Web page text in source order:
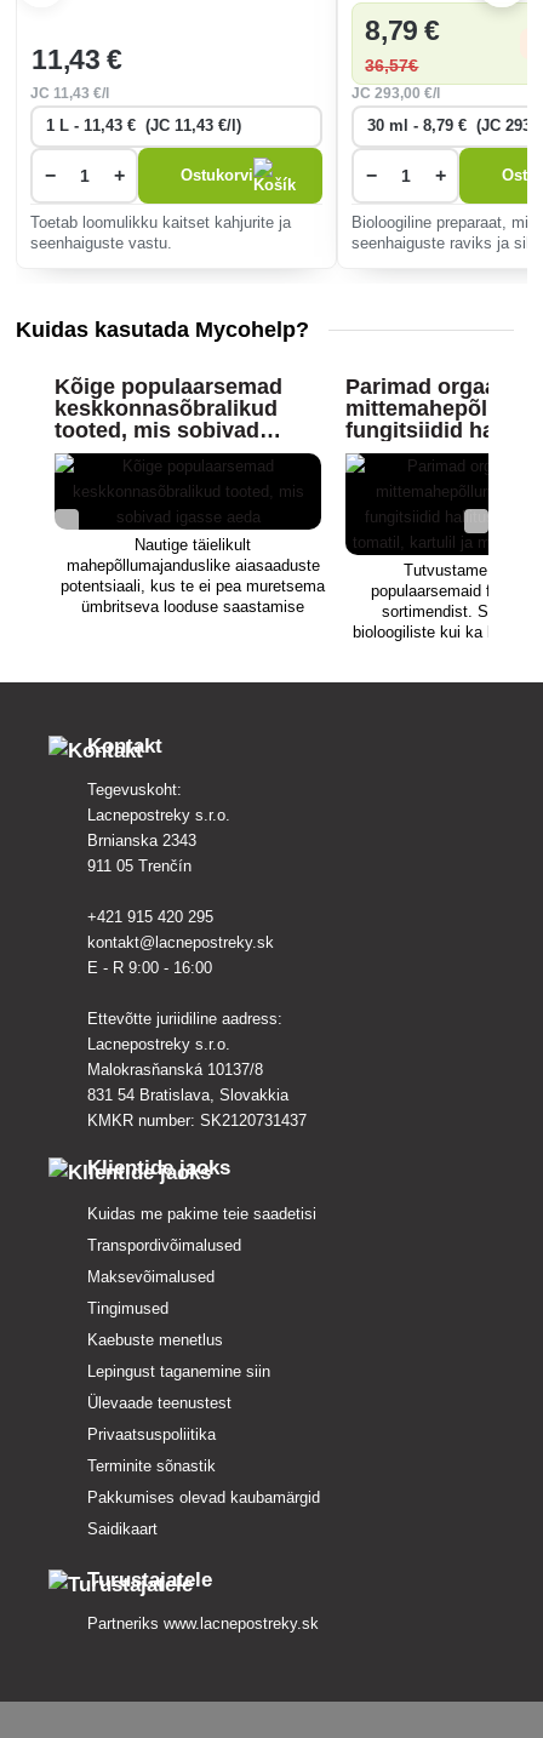
11,43 €
JC 11 ,43 €/l
− + Ostukorvi
Toetab loomulikku kaitset kahjurite ja
seenhaiguste vastu.
8,79 €
36,57€
JC293,00 €/l
− +
Bioloogiline preparaat, mis
seenhaiguste raviks ja
Kuidas kasutada Mycohelp?
Kõige populaarsemad
keskkonnasõbralikud
tooted, mis sobivad
igasse aeda
Nautige täielikult
mahepõllumajanduslike aiasaaduste
potentsiaali, kus te ei pea muretsema
ümbritseva looduse saastamise
Parimad
fungitsiidid
vastu kurgil,
kartulil ja muudel
kultuuridel
Tutvustame teile
populaarsemaid
sortimendist. Saate
bioloogiliste kui ka
Kontakt
Tegevuskoht:
Lacnepostreky s.r.o.
Brnianska 2343
911 05 Trenčín
+421 915 420 295
kontakt@lacnepostreky.sk
E - R 9:00 - 16:00
Ettevõtte juriidiline aadress:
Lacnepostreky s.r.o.
Malokrasňanská 10137/8
831 54 Bratislava, Slovakkia
KMKR number: SK2120731437
Klientide jaoks
Kuidas me pakime teie saadetisi
Transpordivõimalused
Maksevõimalused
Tingimused
Kaebuste menetlus
Lepingust taganemine siin
Ülevaade teenustest
Privaatsuspoliitika
Terminite sõnastik
Pakkumises olevad kaubamärgid
Saidikaart
Turustajatele
Partneriks www.lacnepostreky.sk